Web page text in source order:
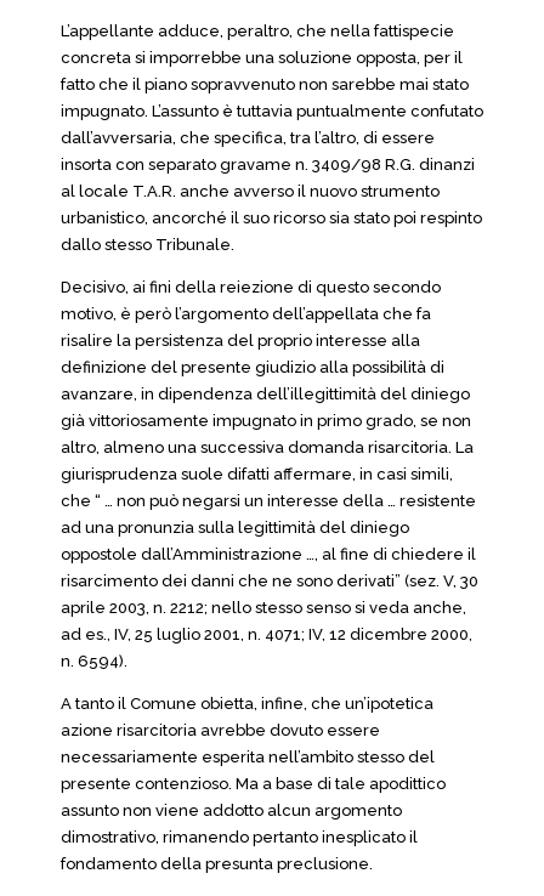
L’appellante adduce, peraltro, che nella fattispecie
concreta si imporrebbe una soluzione opposta, per il
fatto che il piano sopravvenuto non sarebbe mai stato
impugnato. L’assunto è tuttavia puntualmente confutato
dall’avversaria, che specifica, tra l’altro, di essere
insorta con separato gravame n. 3409/98 R.G. dinanzi
al locale T.A.R. anche avverso il nuovo strumento
urbanistico, ancorché il suo ricorso sia stato poi respinto
dallo stesso Tribunale.
Decisivo, ai fini della reiezione di questo secondo
motivo, è però l’argomento dell’appellata che fa
risalire la persistenza del proprio interesse alla
definizione del presente giudizio alla possibilità di
avanzare, in dipendenza dell’illegittimità del diniego
già vittoriosamente impugnato in primo grado, se non
altro, almeno una successiva domanda risarcitoria. La
giurisprudenza suole difatti affermare, in casi simili,
che “ … non può negarsi un interesse della … resistente
ad una pronunzia sulla legittimità del diniego
oppostole dall’Amministrazione …, al fine di chiedere il
risarcimento dei danni che ne sono derivati” (sez. V, 30
aprile 2003, n. 2212; nello stesso senso si veda anche,
ad es., IV, 25 luglio 2001, n. 4071; IV, 12 dicembre 2000,
n. 6594).
A tanto il Comune obietta, infine, che un’ipotetica
azione risarcitoria avrebbe dovuto essere
necessariamente esperita nell’ambito stesso del
presente contenzioso. Ma a base di tale apodittico
assunto non viene addotto alcun argomento
dimostrativo, rimanendo pertanto inesplicato il
fondamento della presunta preclusione.